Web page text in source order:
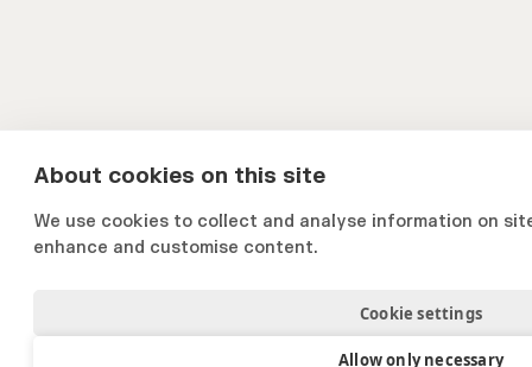
About cookies on this site
We use cookies to collect and analyse information on
enhance and customise content.
Cookie settings
Allow only necessary